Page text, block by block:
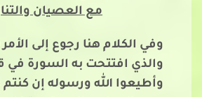
مع العصيان
وفي الكلام هنا رجوع إلى
والذي افتتحت به السورة في
وأطيعوا الله ورسوله إن